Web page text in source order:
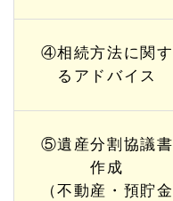
④相続方法に関す
るアドバイス
⑤遺産分割協議書
作成
（不動産・預貯金